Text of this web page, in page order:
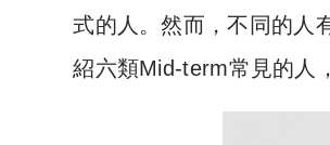
式的人。然而，不同的人
紹六類Mid-term常見的人